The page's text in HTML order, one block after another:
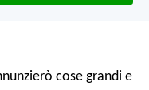
cose grandi e